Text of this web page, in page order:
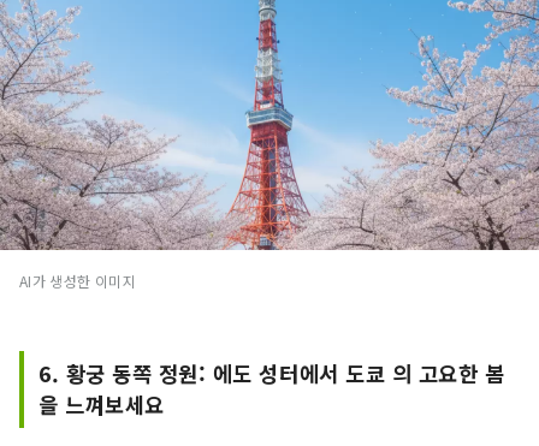
AI가 생성한 이미지
6. 황궁 동쪽 정원: 에도 성터에서 도쿄 의 고요한 봄
을 느껴보세요